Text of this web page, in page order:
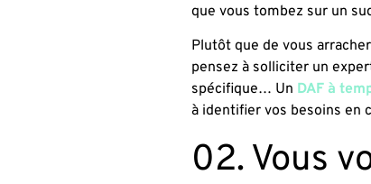
que vous tombez sur un
Plutôt que de vous
pensez à solliciter un
spécifique… Un DAF à
à identifier vos besoins en
02. Vous